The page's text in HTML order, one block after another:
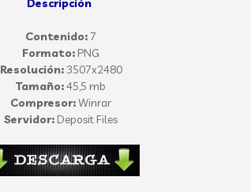
Descripción
Contenido:7
Formato: PNG
Resolución:3507x2480
Tamaño:45,5 mb
Compresor:Winrar
Servidor: Deposit Files